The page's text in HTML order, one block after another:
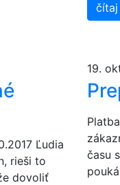
čítaj
Ľudia
rieši to
dovoliť
19.
času